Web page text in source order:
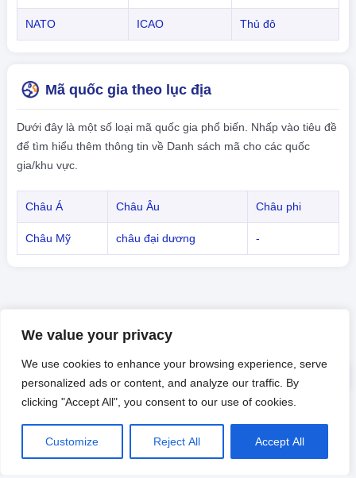
We value your privacy
We use cookies to enhance your browsing experience, serve
personalized ads or content, and analyze our traffic. By
clicking "Accept All", you consent to our use of cookies.
Customize Reject All Accept All
NATO ICAO Thủ đô
Mã quốc gia theo lục địa
Dưới đây là một số loại mã quốc gia phổ biến. Nhấp vào tiêu đề
để tìm hiểu thêm thông tin về Danh sách mã cho các quốc
gia/khu vực.
Châu Á Châu Âu Châu phi
Châu Mỹ châu đại dương -